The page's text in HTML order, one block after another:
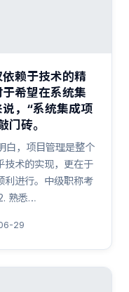
赖于技术的精
希望在系统集
，“系统集成项
门砖。
白，项目管理是整个
技术的实现，更在于
利进行。中级职称考
熟悉…
29